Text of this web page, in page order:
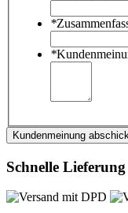
*
*
Kundenmeinung
Schnelle Lieferung